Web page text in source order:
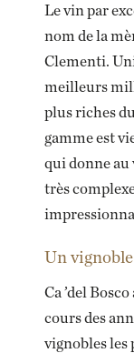
Le vin par
nom de la
Clementi.
meilleurs
plus riches
gamme est
qui donne au
très
Un
Ca ’del
cours des
vignobles les